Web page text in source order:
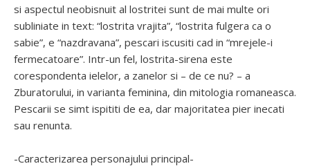
si aspectul neobisnuit al lostritei sunt de mai multe ori
subliniate in text: “lostrita vrajita”, “lostrita fulgera ca o
sabie”, e “nazdravana”, pescari iscusiti cad in “mrejele-i
fermecatoare”. Intr-un fel, lostrita-sirena este
corespondenta ielelor, a zanelor si – de ce nu? – a
Zburatorului, in varianta feminina, din mitologia romaneasca.
Pescarii se simt ispititi de ea, dar majoritatea pier inecati
sau renunta.
-Caracterizarea personajului principal-